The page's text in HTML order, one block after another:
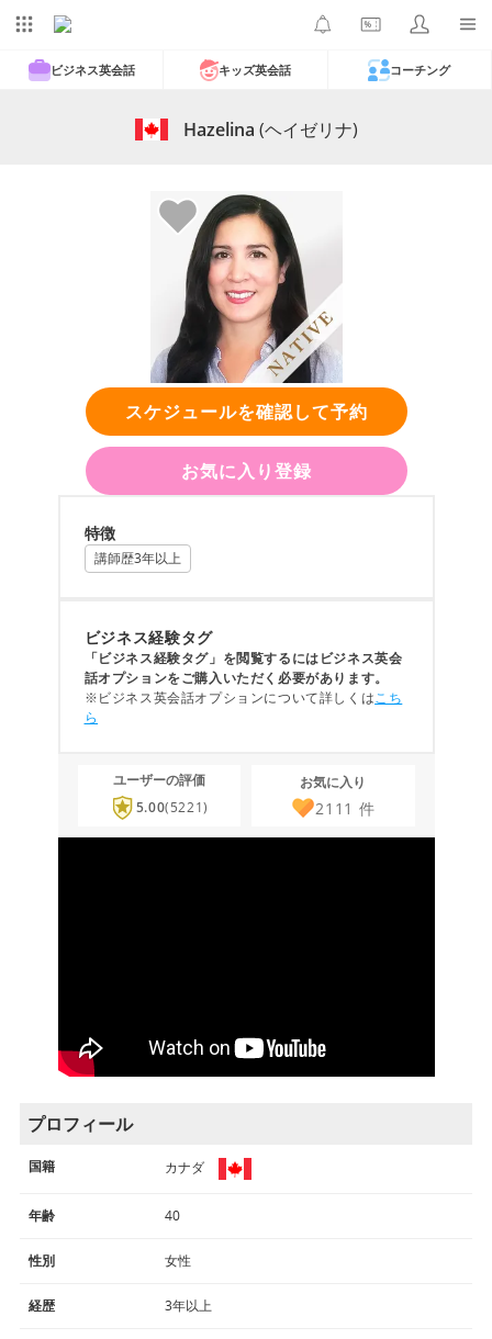
ビジネス英会話 キッズ英会話 コーチング
Hazelina (ヘイゼリナ)
スケジュールを確認して予約
お気に入り登録
特徴
講師歴3年以上
ビジネス経験タグ
「ビジネス経験タグ」を閲覧するにはビジネス英会
話オプションをご購入いただく必要があります。
※ビジネス英会話オプションについて詳しくはこち
ら
ユーザーの評価
5.00(5221)
お気に入り
2111 件
プロフィール
国籍 カナダ
年齢 40
性別 女性
経歴 3年以上